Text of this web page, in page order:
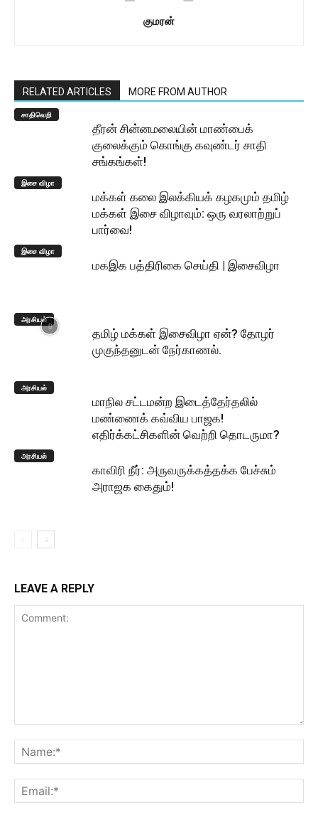
குமரன்
RELATED ARTICLES MORE FROM AUTHOR
சாதிவெறி
தீரன் சின்னமலையின் மாண்பைக்
குலைக்கும் கொங்கு கவுண்டர் சாதி
சங்கங்கள்!
இசை விழா
மக்கள் கலை இலக்கியக் கழகமும் தமிழ்
மக்கள் இசை விழாவும்: ஒரு வரலாற்றுப்
பார்வை!
இசை விழா
மகஇக பத்திரிகை செய்தி | இசைவிழா
அரசியல்
தமிழ் மக்கள் இசைவிழா ஏன்? தோழர்
முகுந்தனுடன் நேர்காணல்.
அரசியல்
மாநில சட்டமன்ற இடைத்தேர்தலில்
மண்ணைக் கவ்விய பாஜக!
எதிர்க்கட்சிகளின் வெற்றி தொடருமா?
அரசியல்
காவிரி நீர்: அருவருக்கத்தக்க பேச்சும்
அராஜக கைதும்!
LEAVE A REPLY